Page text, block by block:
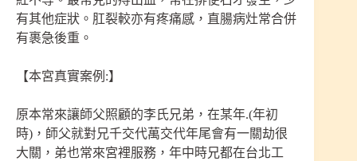
有其他症狀。肛裂較亦有疼痛感，直腸病灶常合併
有裹急後重。
【本宮真實案例:】
原本常來讓師父照顧的李氏兄弟，在某年.(年初
時)，師父就對兄千交代萬交代年尾會有一關劫很
大關，弟也常來宮裡服務，年中時兄都在台北工